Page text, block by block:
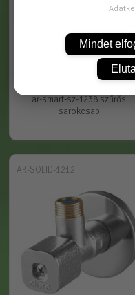
ar-smart-sz-1238 szűrős
sarokcsap
AR-SOLID-1212
Mindet